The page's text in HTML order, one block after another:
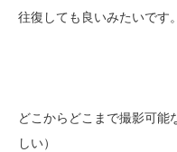
往復しても良いみたいです。
どこからどこまで撮影可能
しい）